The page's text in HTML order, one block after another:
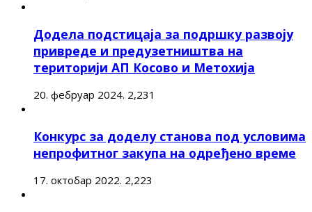
Додела подстицаја за подршку развоју
привреде и предузетништва на
територији АП Косово и Метохија
20. фебруар 2024. 2,231
Конкурс за доделу станова под условима
непрофитног закупа на одређено време
17. октобар 2022. 2,223